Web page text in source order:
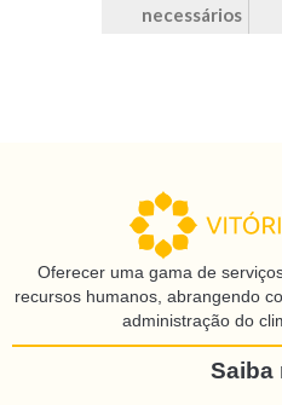
necessários
Oferecer uma gama de
recursos humanos, abrangendo
administração do
Saiba